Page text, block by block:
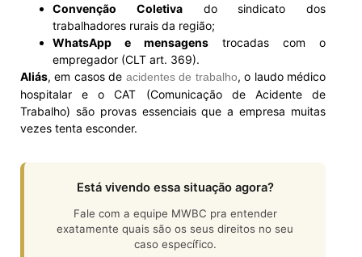
Convenção Coletivado sindicato dos
trabalhadores rurais da região;
WhatsApp e mensagens trocadas com o
empregador (CLT art. 369).
Aliás, em casos de acidentes de trabalho, o laudo médico
hospitalar e o CAT (Comunicação de Acidente de
Trabalho) são provas essenciais que a empresa muitas
vezes tenta esconder.
Está vivendo essa situação agora?
Fale com a equipe MWBC pra entender
exatamente quais são os seus direitos no seu
caso específico.